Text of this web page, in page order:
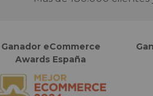
Ganador eCommerce
Awards España